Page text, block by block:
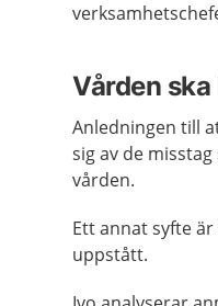
Vården
Anledningen till
sig av de
vården.
Ett annat syfte
uppstått.